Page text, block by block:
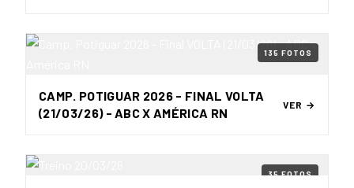
135 FOTOS
CAMP. POTIGUAR 2026 - FINAL VOLTA
(21/03/26) - ABC X AMÉRICA RN
VER →
35 FOTOS